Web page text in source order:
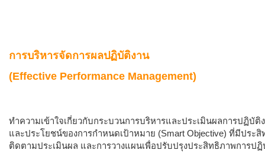
การบริหารจัดการผลปฏิบัติงาน
(Effective Performance Management)
ทำความเข้าใจเกี่ยวกับกระบวนการบริหารและประเมินผลการปฏิบั
และประโยชน์ของการกำหนดเป้าหมาย (Smart Objective) ที่มีปร
ติดตามประเมินผล และการวางแผนเพื่อปรับปรุงประสิทธิภาพการป